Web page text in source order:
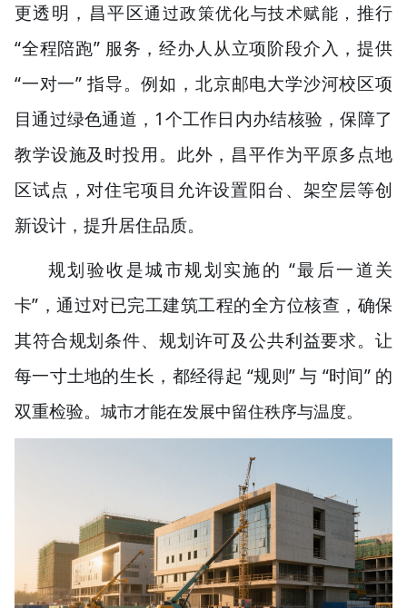
更透明 ， 昌平区通过政策优化与技术赋能， 推行
“全程陪跑” 服务，经办人从立项阶段介入，提供
“一对一”指导。例如，北京邮电大学沙河校区项
目通过绿色通道， 1 个工作日内办结核验，保障了
教学设施及时投用。此外，昌平作为平原多点地
区试点，对住宅项目允许设置阳台、架空层等创
新设计，提升居住品质。
规划验收是城市规划实施的 “最后一道关
卡” ，通过对已完工建筑工程的全方位核查，确保
其符合规划条件、规划许可及公共利益要求。让
每一寸土地的生长，都经得起“规则 ”与 “时间” 的
双重检验。 城市才能在发展中留住秩序与温度。